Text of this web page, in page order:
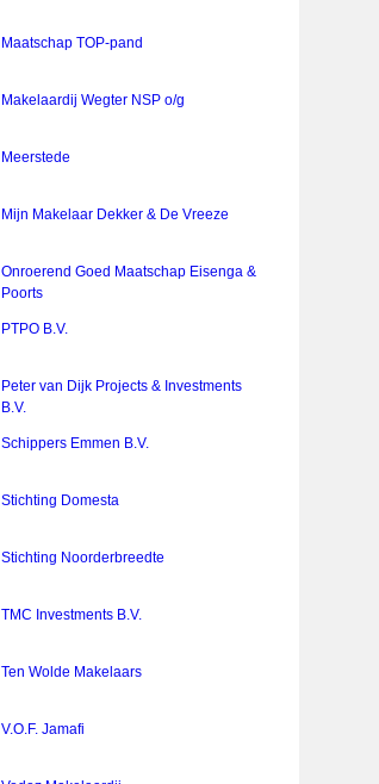
Maatschap TOP-pand
Makelaardij Wegter NSP o/g
Meerstede
Mijn Makelaar Dekker & De Vreeze
Onroerend Goed Maatschap Eisenga &
Poorts
PTPO B.V.
Peter van Dijk Projects & Investments
B.V.
Schippers Emmen B.V.
Stichting Domesta
Stichting Noorderbreedte
TMC Investments B.V.
Ten Wolde Makelaars
V.O.F. Jamafi